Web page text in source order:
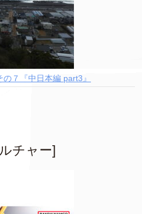
７『中日本編 part3』
チャー]